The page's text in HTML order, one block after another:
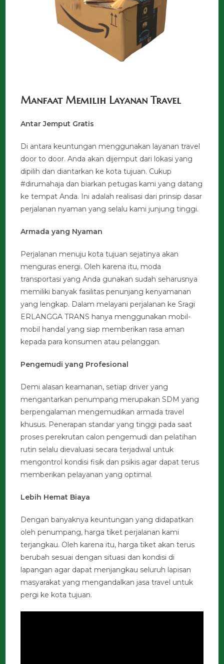
Manfaat Memilih Layanan Travel
Antar Jemput Gratis
Di antara keuntungan menggunakan layanan travel
door to door. Anda akan dijemput dari lokasi yang
dipilih dan diantarkan ke kota tujuan. Cukup
#dirumahaja dan biarkan petugas kami yang datang
ke tempat Anda. Ini adalah realisasi dari prinsip dasar
perjalanan nyaman yang selalu kami junjung tinggi.
Armada yang Nyaman
Perjalanan menuju kota tujuan sejatinya akan
menguras energi. Oleh karena itu, moda
transportasi yang Anda gunakan sudah seharusnya
memiliki banyak fasilitas penunjang kenyamanan
yang lengkap. Dalam melayani perjalanan ke Sragi
ERLANGGA TRANS hanya menggunakan mobil-
mobil handal yang siap memberikan rasa aman
kepada para konsumen atau pelanggan.
Pengemudi yang Profesional
Demi alasan keamanan, setiap driver yang
mengantarkan penumpang merupakan SDM yang
berpengalaman mengemudikan armada travel
khusus. Penerapan standar yang tinggi pada saat
proses perekrutan calon pengemudi dan pelatihan
rutin selalu dievaluasi secara terjadwal untuk
mengontrol kondisi fisik dan psikis agar dapat terus
memberikan pelayanan yang optimal.
Lebih Hemat Biaya
Dengan banyaknya keuntungan yang didapatkan
oleh penumpang, harga tiket perjalanan kami
terjangkau. Oleh karena itu, harga tiket akan terus
berubah sesuai dengan situasi dan kondisi di
lapangan agar dapat menjangkau seluruh lapisan
masyarakat yang mengandalkan jasa travel untuk
pergi ke kota tujuan.